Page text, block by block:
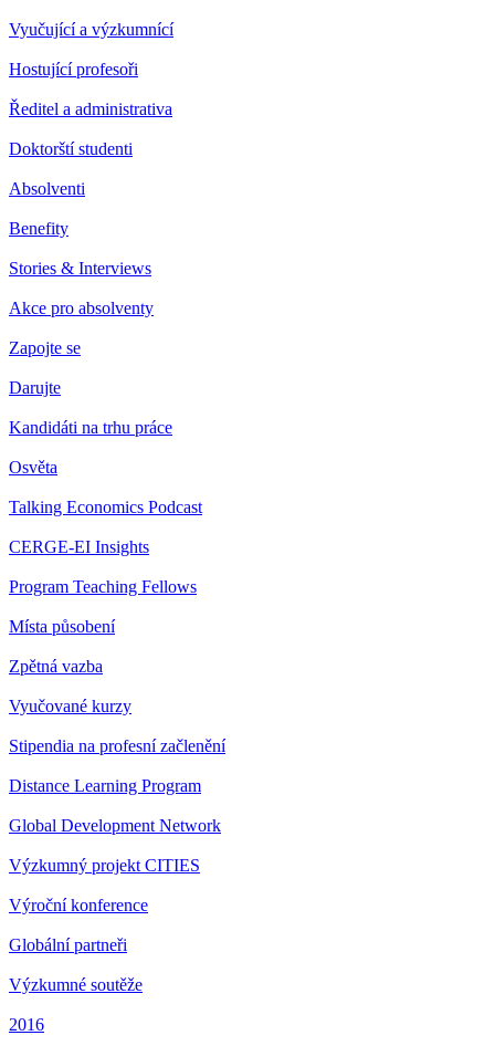
Vyučující a výzkumnící
Hostující profesoři
Ředitel a administrativa
Doktorští studenti
Absolventi
Benefity
Stories & Interviews
Akce pro absolventy
Zapojte se
Darujte
Kandidáti na trhu práce
Osvěta
Talking Economics Podcast
CERGE-EI Insights
Program Teaching Fellows
Místa působení
Zpětná vazba
Vyučované kurzy
Stipendia na profesní začlenění
Distance Learning Program
Global Development Network
Výzkumný projekt CITIES
Výroční konference
Globální partneři
Výzkumné soutěže
2016